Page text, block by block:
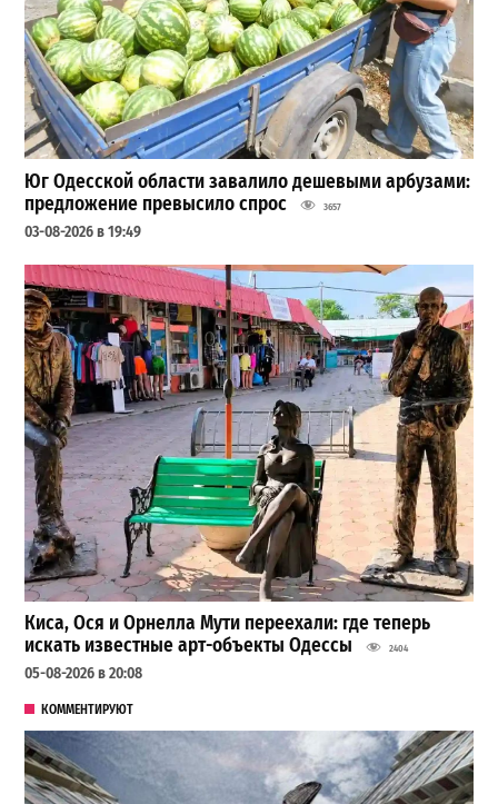
Юг Одесской области завалило дешевыми арбузами:
предложение превысило спрос
3657
03-08-2026 в 19:49
Киса, Ося и Орнелла Мути переехали: где теперь
искать известные арт-объекты Одессы
2404
05-08-2026 в 20:08
КОММЕНТИРУЮТ